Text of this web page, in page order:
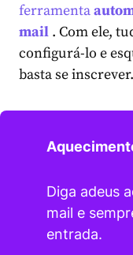
ferramenta
mail . Com ele,
configurá-lo e
basta se inscrever.
Diga adeus
mail e
entrada.